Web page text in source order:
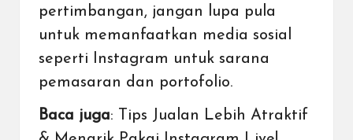
pertimbangan, jangan lupa pula
untuk memanfaatkan media sosial
seperti Instagram untuk sarana
pemasaran dan portofolio.
Baca juga: Tips Jualan Lebih Atraktif